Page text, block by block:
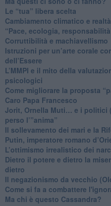
​Le “tua” libera scelta
Cambiamento climatico e
“Pace, ecologia,
​Corruttibilità e machiavellismo
Istruzioni per un’arte corale
dell’Essere
​L’MMPI e il mito della
psicologici
Come migliorare la proposta
Caro Papa Francesco
​Jorit, Ornella Muti… e i politici
perso l’”anima”
​Il sollevamento dei mari e la
Putin, imperatore romano
​L’ottimismo irrealistico dei
​Dietro il potere e dietro la
dietro
Il negazionismo da vecchio
Come si fa a combattere
Ma chi è questo Cassandra?